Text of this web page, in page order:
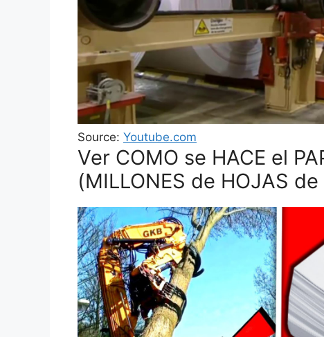
Source: Youtube.com
Ver COMO se HACE el
(MILLONES de HOJAS